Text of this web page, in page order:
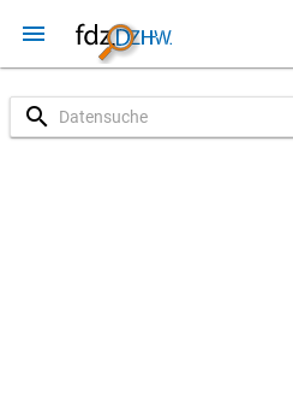
menu
search